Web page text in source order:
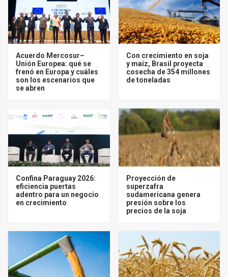
Acuerdo Mercosur–
Unión Europea: qué se
frenó en Europa y cuáles
son los escenarios que
se abren
Con crecimiento en soja
y maíz, Brasil proyecta
cosecha de 354 millones
de toneladas
Confina Paraguay 2026:
eficiencia puertas
adentro para un negocio
en crecimiento
Proyección de
superzafra
sudamericana genera
presión sobre los
precios de la soja